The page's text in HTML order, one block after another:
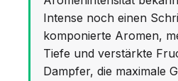
Intense noch einen
komponierte Aromen,
Tiefe und verstärkte
Dampfer, die maximale